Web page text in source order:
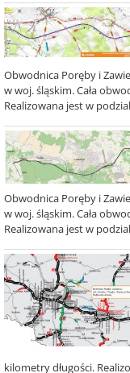
Obwodnica Poręby i
w woj. śląskim. Cała
Realizowana jest w
Obwodnica Poręby i
w woj. śląskim. Cała
Realizowana jest w
kilometry długości.